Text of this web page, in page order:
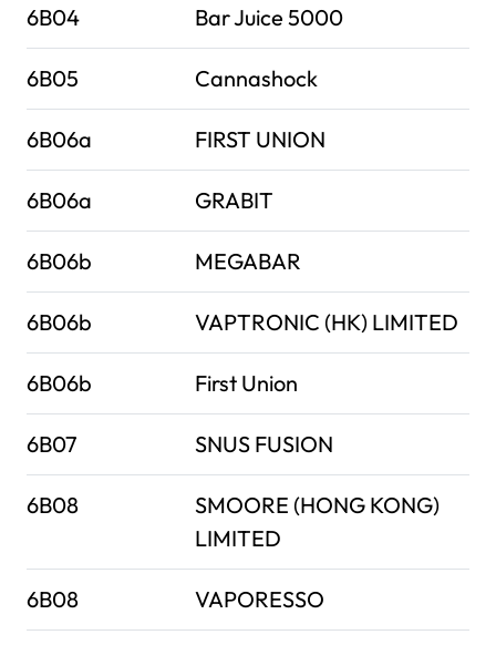
6B04 Bar Juice 5000
6B05 Cannashock
6B06a FIRST UNION
6B06a GRABIT
6B06b MEGABAR
6B06b VAPTRONIC (HK) LIMITED
6B06b First Union
6B07 SNUS FUSION
6B08
SMOORE (HONG KONG)
LIMITED
6B08 VAPORESSO